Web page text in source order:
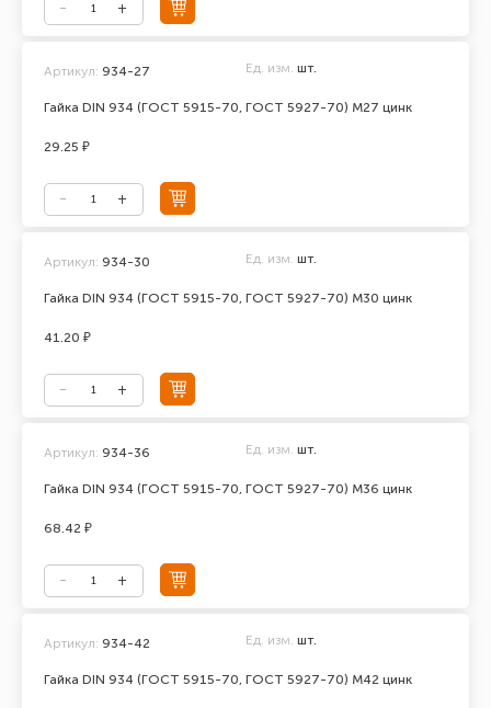
Гайка DIN 934 (ГОСТ 5915-70, ГОСТ 5927-70) М27 цинк
Артикул: 934-27 Ед. изм. шт.
29.25 ₽
Гайка DIN 934 (ГОСТ 5915-70, ГОСТ 5927-70) М30 цинк
Артикул: 934-30 Ед. изм. шт.
41.20 ₽
Гайка DIN 934 (ГОСТ 5915-70, ГОСТ 5927-70) М36 цинк
Артикул: 934-36 Ед. изм. шт.
68.42 ₽
Гайка DIN 934 (ГОСТ 5915-70, ГОСТ 5927-70) М42 цинк
Артикул: 934-42 Ед. изм. шт.